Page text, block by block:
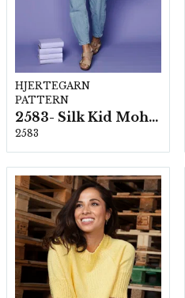
HJERTEGARN
PATTERN
2583- Silk Kid Mohair
2583